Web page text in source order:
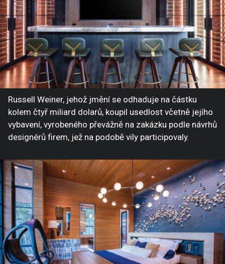
Russell Weiner, jehož jmění se odhaduje na částku
kolem čtyř miliard dolarů, koupil usedlost včetně jejího
vybavení, vyrobeného převážně na zakázku podle návrhů
designérů firem, jež na podobě vily participovaly.